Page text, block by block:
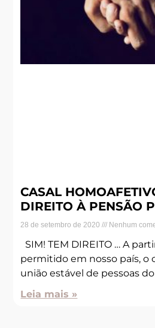
CASAL
DIREITO À PENSÃO
28 de setembro de 2020 Nenhum
SIM! TEM DIREITO … A
permitido em nosso país, o
união estável de pessoas
Leia mais »